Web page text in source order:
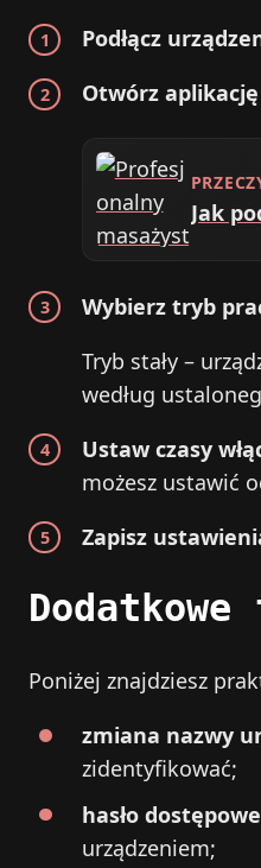
Podłącz
Otwórz
Jak
Wybierz tryb
Tryb stały –
według
Ustaw czasy
możesz ustawić
Zapisz
Poniżej znajdziesz
zmiana nazwy
zidentyfikować;
hasło dostępowe
urządzeniem;